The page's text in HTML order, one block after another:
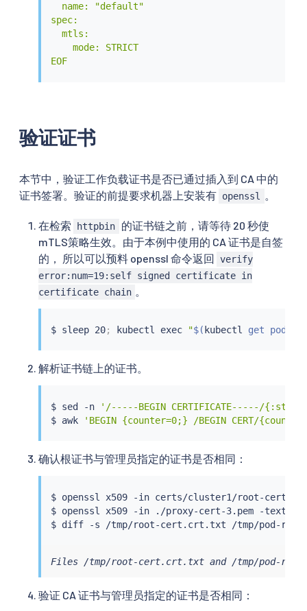
  name: "default"
spec:
  mtls:
    mode: STRICT
EOF
验证证书
本节中，验证工作负载证书是否已通过插入到 CA 中的
证书签署。验证的前提要求机器上安装有 openssl 。
在检索 httpbin
的证书链之前，请等待 20 秒使
mTLS策略生效。由于本例中使用的 CA 证书是自签
的， 所以可以预料 openssl 命令返回 verify
error:num=19:self signed certificate in
certificate chain 。
$ sleep 20; kubectl exec "$( kubectl get pod -l
解析证书链上的证书。
$ sed -n
'/-----BEGIN CERTIFICATE-----/
$ awk 'BEGIN {counter=0;} /BEGIN CERT/
确认根证书与管理员指定的证书是否相同：
$ openssl x509 -in certs/cluster1/root-
$ openssl x509 -in ./proxy-cert-3.pem -text -
$ diff
Files /tmp/root-cert.crt.txt and /tmp/pod-
验证 CA 证书与管理员指定的证书是否相同：